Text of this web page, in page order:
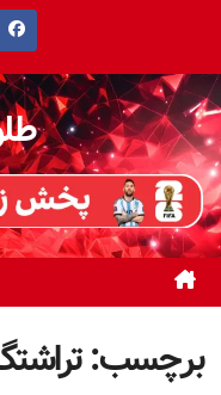
محتوا
برچسب: